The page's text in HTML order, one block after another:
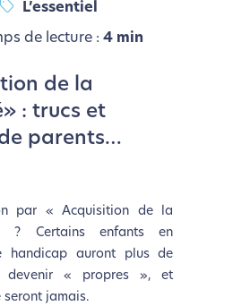
L’essentiel
de lecture : 4 min
de la
: trucs et
parents…
on par « Acquisition de la
? Certains enfants en
handicap auront plus de
devenir « propres », et
seront jamais.